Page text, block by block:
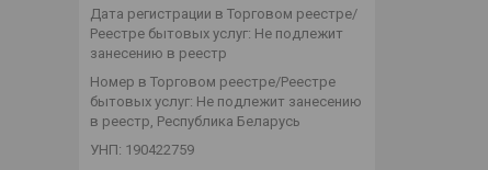
Дата регистрации в Торговом реестре/
Реестре бытовых услуг: Не подлежит
занесению в реестр
Номер в Торговом реестре/Реестре
бытовых услуг: Не подлежит занесению
в реестр, Республика Беларусь
УНП: 190422759